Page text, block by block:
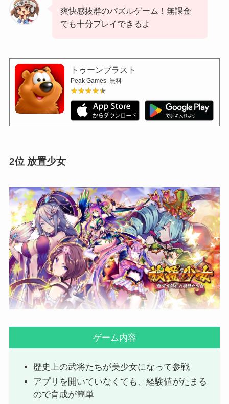
爽快感抜群のパズルゲーム！無課金
でも十分プレイできるよ
トゥーンブラスト
Peak Games 無料
★★★★★
★★★★★
2位 放置少女
ゲーム内容
歴史上の武将たちが美少女になって参戦
アプリを開いていなくても、経験値がたまる
ので育成が簡単